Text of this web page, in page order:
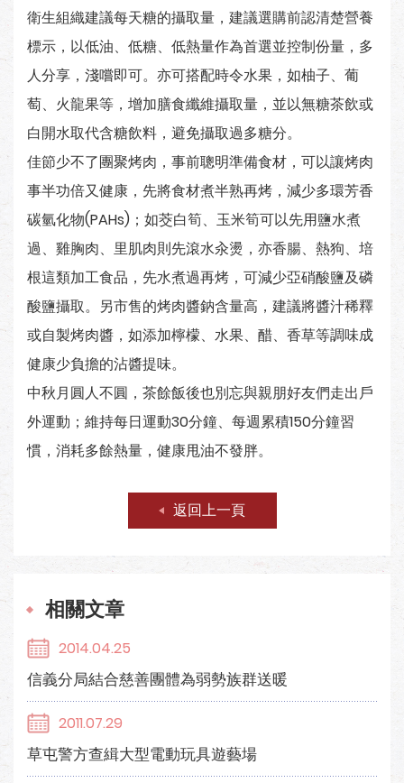
衛生組織建議每天糖的攝取量，建議選購前認清楚營養
標示，以低油、低糖、低熱量作為首選並控制份量，多
人分享，淺嚐即可。亦可搭配時令水果，如柚子、葡
萄、火龍果等，增加膳食纖維攝取量，並以無糖茶飲或
白開水取代含糖飲料，避免攝取過多糖分。
佳節少不了團聚烤肉，事前聰明準備食材，可以讓烤肉
事半功倍又健康，先將食材煮半熟再烤，減少多環芳香
碳氫化物(PAHs)；如茭白筍、玉米筍可以先用鹽水煮
過、雞胸肉、里肌肉則先滾水汆燙，亦香腸、熱狗、培
根這類加工食品，先水煮過再烤，可減少亞硝酸鹽及磷
酸鹽攝取。另市售的烤肉醬鈉含量高，建議將醬汁稀釋
或自製烤肉醬，如添加檸檬、水果、醋、香草等調味成
健康少負擔的沾醬提味。
中秋月圓人不圓，茶餘飯後也別忘與親朋好友們走出戶
外運動；維持每日運動30分鐘、每週累積150分鐘習
慣，消耗多餘熱量，健康甩油不發胖。
返回上一頁
相關文章
2014.04.25
信義分局結合慈善團體為弱勢族群送暖
2011.07.29
草屯警方查緝大型電動玩具遊藝場